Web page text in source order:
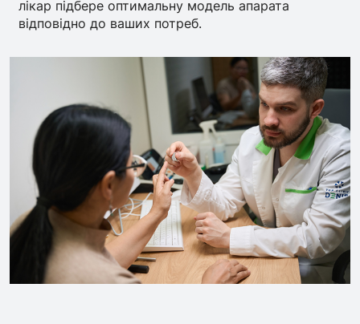
лікар підбере оптимальну модель апарата
відповідно до ваших потреб.